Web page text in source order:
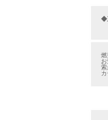
◆
索